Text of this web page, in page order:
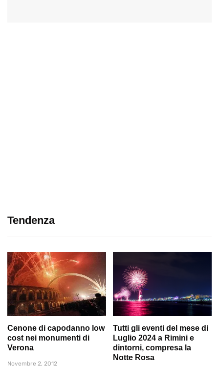
Tendenza
Cenone di capodanno low
cost nei monumenti di
Verona
Novembre 2, 2012
Tutti gli eventi del mese di
Luglio 2024 a Rimini e
dintorni, compresa la
Notte Rosa